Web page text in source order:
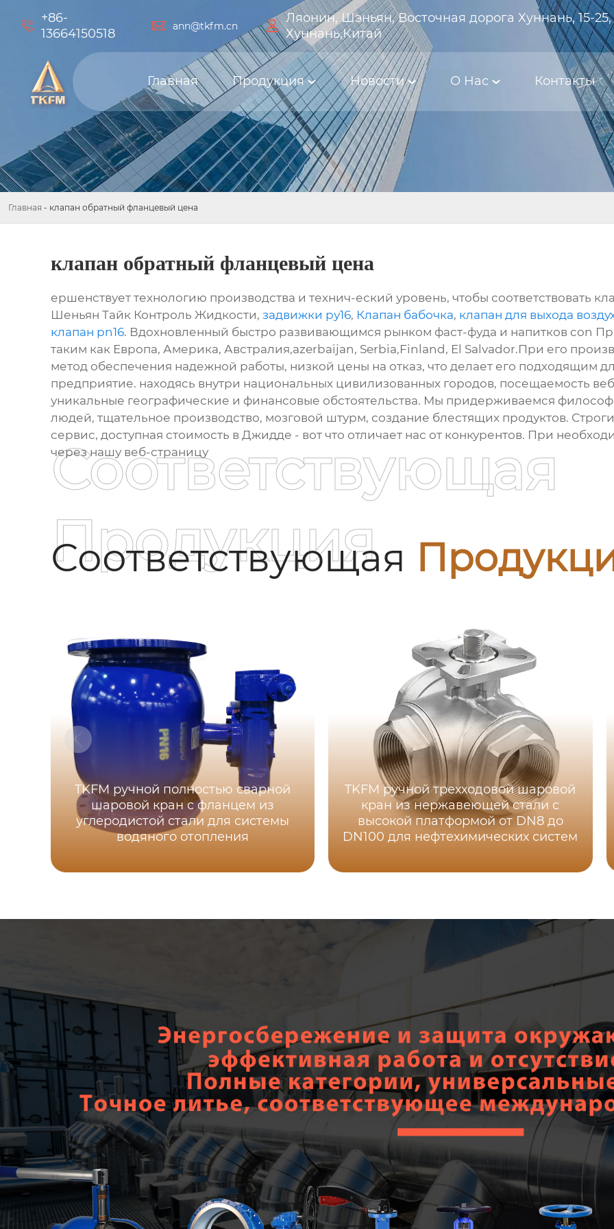

+86-
13664150518
 ann@tkfm.cn 
Ляонин, Шэньян, Восточная дорога Хуннань, 15-
Хуннань,Китай
Главная Продукция Новости О Hас Контакты
Главная - клапан обратный фланцевый цена
клапан обратный фланцевый цена
ершенствует технологию производства и технич-еский уровень, чтобы соответствовать
Шеньян Тайк Контроль Жидкости, задвижки ру16, Клапан бабочка, клапан для выхода
клапан pn16. Вдохновленный быстро развивающимся рынком фаст-фуда и напитков con
таким как Европа, Америка, Австралия,azerbaijan, Serbia,Finland, El Salvador.При его
метод обеспечения надежной работы, низкой цены на отказ, что делает его подходящим
предприятие. находясь внутри национальных цивилизованных городов, посещаемость
уникальные географические и финансовые обстоятельства. Мы придерживаемся
людей, тщательное производство, мозговой штурм, создание блестящих продуктов.
сервис, доступная стоимость в Джидде - вот что отличает нас от конкурентов. При
через нашу веб-страницу
Соответствующая
Соответствующая
Продукция
TKFM ручной полностью сварной
шаровой кран с фланцем из
углеродистой стали для системы
водяного отопления
TKFM ручной трехходовой шаровой
кран из нержавеющей стали с
высокой платформой от DN8 до
DN100 для нефтехимических систем